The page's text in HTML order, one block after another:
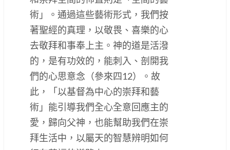
術」。通過這些藝術形式，我們按
著聖經的真理，以敬畏、喜樂的心
去敬拜和事奉上主。神的道是活潑
的，是有功效的，能刺入、剖開我
們的心思意念（參來四‭12‬）。故
此，「以基督為中心的崇拜和藝
術」能引導我們全心全意回應主的
愛，歸向父神，也能幫助我們在崇
拜生活中，以屬天的智慧辨明如何